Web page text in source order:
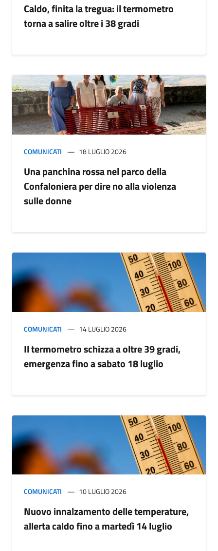
Caldo, finita la tregua: il termometro
torna a salire oltre i 38 gradi
COMUNICATI 18 LUGLIO 2026
Una panchina rossa nel parco della
Confaloniera per dire no alla violenza
sulle donne
COMUNICATI 14 LUGLIO 2026
Il termometro schizza a oltre 39 gradi,
emergenza fino a sabato 18 luglio
COMUNICATI 10 LUGLIO 2026
Nuovo innalzamento delle temperature,
allerta caldo fino a martedì 14 luglio